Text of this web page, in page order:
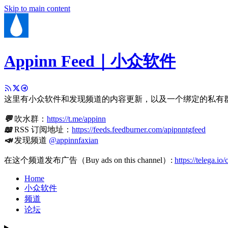
Skip to main content
Appinn Feed｜小众软件
这里有小众软件和发现频道的内容更新，以及一个绑定的私有
💬吹水群： https://t.me/appinn
📖RSS 订阅地址： https://feeds.feedburner.com/apipnntgfeed
📣发现频道 @appinnfaxian
在这个频道发布广告（Buy ads on this channel）: https://telega.io/
Home
小众软件
频道
论坛